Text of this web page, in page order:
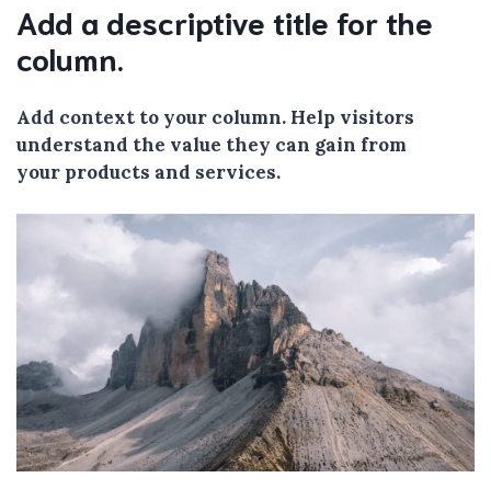
Add a descriptive title for the
column.
Add context to your column. Help visitors
understand the value they can gain from
your products and services.